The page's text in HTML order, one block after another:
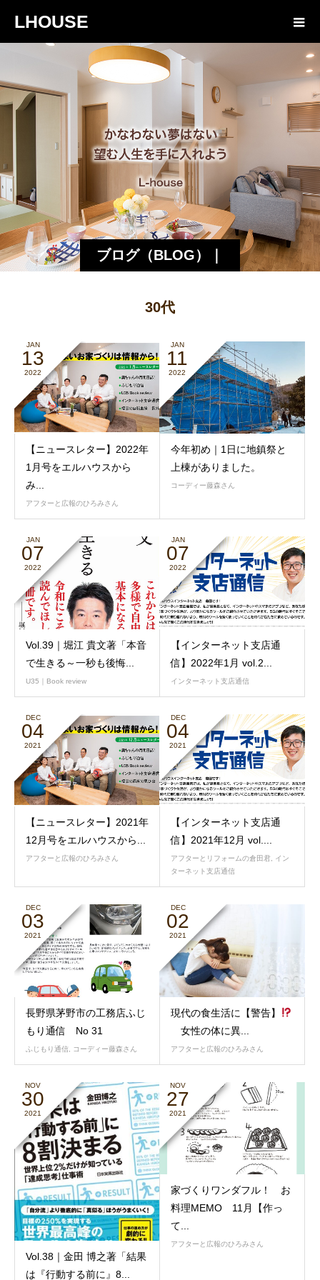
LHOUSE
ブログ（BLOG）｜
エルハウス
30代
JAN
13
2022
【ニュースレター】2022年
1月号をエルハウスから
み...
アフターと広報のひろみさん
JAN
11
2022
今年初め｜1日に地鎮祭と
上棟がありました。
コーディー藤森さん
JAN
07
2022
Vol.39｜堀江 貴文著「本音
で生きる～一秒も後悔...
U35｜Book review
JAN
07
2022
【インターネット支店通
信】2022年1月 vol.2...
インターネット支店通信
DEC
04
2021
【ニュースレター】2021年
12月号をエルハウスから...
アフターと広報のひろみさん
DEC
04
2021
【インターネット支店通
信】2021年12月 vol....
アフターとリフォームの倉田君
イン
ターネット支店通信
DEC
03
2021
長野県茅野市の工務店ふじ
もり通信 No 31
ふじもり通信 コーディー藤森さん
DEC
02
2021
現代の食生活に【警告】
女性の体に異...
アフターと広報のひろみさん
NOV
30
2021
Vol.38｜金田 博之著「結果
は『行動する前に』8...
NOV
27
2021
家づくりワンダフル！ お
料理MEMO 11月【作っ
て...
アフターと広報のひろみさん